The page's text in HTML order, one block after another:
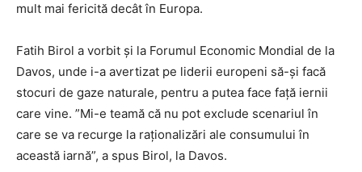
mult mai fericită decât în Europa.
Fatih Birol a vorbit și la Forumul Economic Mondial de la
Davos, unde i-a avertizat pe liderii europeni să-și facă
stocuri de gaze naturale, pentru a putea face față iernii
care vine. ”Mi-e teamă că nu pot exclude scenariul în
care se va recurge la raționalizări ale consumului în
această iarnă”, a spus Birol, la Davos.